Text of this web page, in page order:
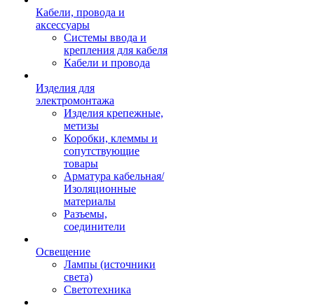
Кабели, провода и
аксессуары
Системы ввода и
крепления для кабеля
Кабели и провода
Изделия для
электромонтажа
Изделия крепежные,
метизы
Коробки, клеммы и
сопутствующие
товары
Арматура кабельная/
Изоляционные
материалы
Разъемы,
соединители
Освещение
Лампы (источники
света)
Светотехника